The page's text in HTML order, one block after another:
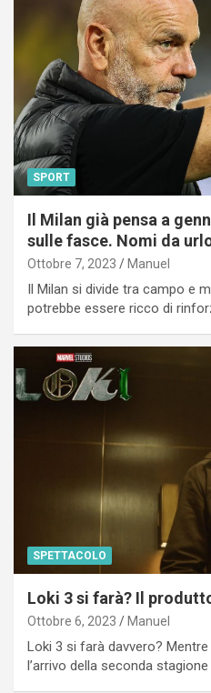
SPORT
Il Milan già pensa a
sulle fasce. Nomi da
Ottobre 7, 2023 Manuel
Il Milan si divide tra campo e
potrebbe essere ricco di
SPETTACOLO
Loki 3 si farà? Il
Ottobre 6, 2023 Manuel
Loki 3 si farà davvero?
l’arrivo della seconda